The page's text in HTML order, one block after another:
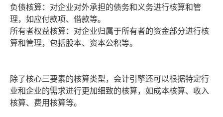
负债核算：对企业对外承担的债务和义务进行核算和管
理，如应付款项、借款等。
所有者权益核算：对企业归属于所有者的资金部分进行核
算和管理，包括股本、资本公积等。
除了核心三要素的核算类型，会计引擎还可以根据特定行
业和企业的需求进行更加细致的核算，如成本核算、收入
核算、费用核算等。